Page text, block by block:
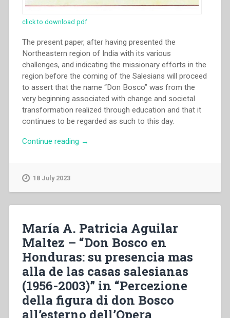
click to download pdf
The present paper, after having presented the
Northeastern region of India with its various
challenges, and indicating the missionary efforts in the
region before the coming of the Salesians will proceed
to assert that the name “Don Bosco” was from the
very beginning associated with change and societal
transformation realized through education and that it
continues to be regarded as such to this day.
Continue reading “Thomas
–
A
name
synonumous
with
change
and
societal
→
18 July 2023
María A. Patricia Aguilar
Maltez – “Don Bosco en
Honduras: su presencia mas
alla de las casas salesianas
(1956-2003)” in “Percezione
della figura di don Bosco
all’esterno dell’Opera